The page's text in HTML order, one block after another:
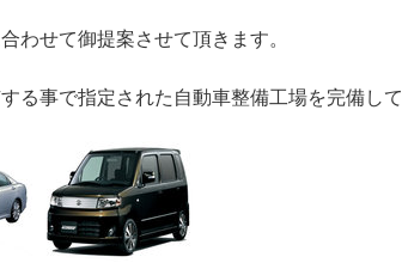
わせて御提案させて頂きます。
事で指定された自動車整備工場を完備して